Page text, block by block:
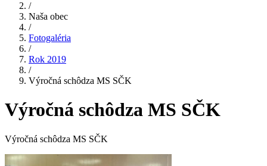
/
Naša obec
/
Fotogaléria
/
Rok 2019
/
Výročná schôdza MS SČK
Výročná schôdza MS SČK
Výročná schôdza MS SČK